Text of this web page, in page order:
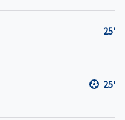
25'
25'